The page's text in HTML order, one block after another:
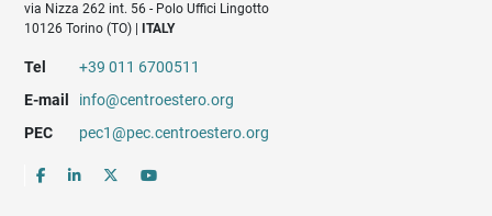
via Nizza 262 int. 56 - Polo Uffici Lingotto
10126 Torino (TO) |
ITALY
Tel
+39 011 6700511
E-mail
info@centroestero.org
PEC
pec1@pec.centroestero.org